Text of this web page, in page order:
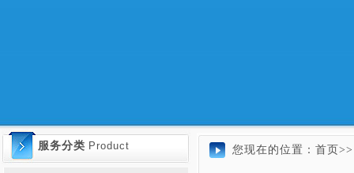
服务分类 Product 您现在的位置： 首页>>